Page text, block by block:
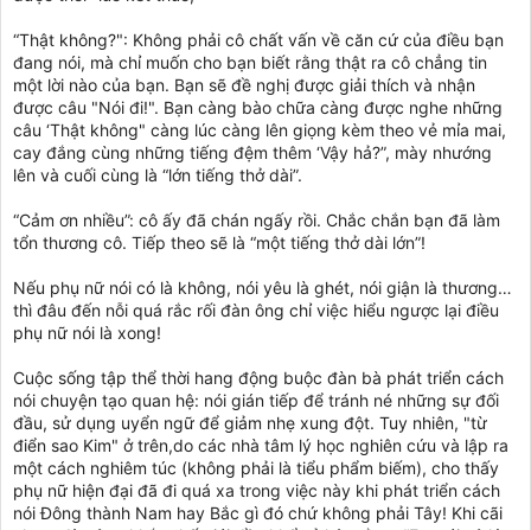
“Thật không?": Không phải cô chất vấn về căn cứ của điều bạn
đang nói, mà chỉ muốn cho bạn biết rằng thật ra cô chẳng tin
một lời nào của bạn. Bạn sẽ đề nghị được giải thích và nhận
được câu "Nói đi!". Bạn càng bào chữa càng được nghe những
câu ‘Thật không" càng lúc càng lên giọng kèm theo vẻ mỉa mai,
cay đắng cùng những tiếng đệm thêm ‘Vậy hả?”, mày nhướng
lên và cuối cùng là “lớn tiếng thở dài”.
“Cảm ơn nhiều”: cô ấy đã chán ngấy rồi. Chắc chắn bạn đã làm
tổn thương cô. Tiếp theo sẽ là “một tiếng thở dài lớn”!
Nếu phụ nữ nói có là không, nói yêu là ghét, nói giận là thương…
thì đâu đến nỗi quá rắc rối đàn ông chỉ việc hiểu ngược lại điều
phụ nữ nói là xong!
Cuộc sống tập thể thời hang động buộc đàn bà phát triển cách
nói chuyện tạo quan hệ: nói gián tiếp để tránh né những sự đối
đầu, sử dụng uyển ngữ để giảm nhẹ xung đột. Tuy nhiên, "từ
điển sao Kim" ở trên,do các nhà tâm lý học nghiên cứu và lập ra
một cách nghiêm túc (không phải là tiểu phẩm biếm), cho thấy
phụ nữ hiện đại đã đi quá xa trong việc này khi phát triển cách
nói Đông thành Nam hay Bắc gì đó chứ không phải Tây! Khi cãi